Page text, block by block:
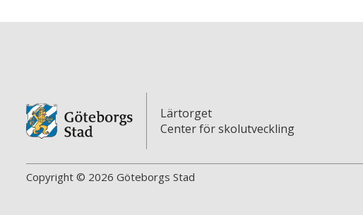
Lärtorget
Center för skolutveckling
Copyright © 2026 Göteborgs Stad